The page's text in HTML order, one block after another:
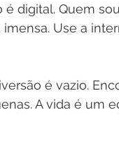
é digital. Quem
Use a
é vazio.
A vida é um